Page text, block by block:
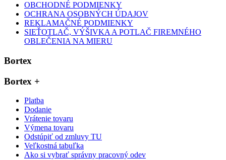
OBCHODNÉ PODMIENKY
OCHRANA OSOBNÝCH ÚDAJOV
REKLAMAČNÉ PODMIENKY
SIEŤOTLAČ, VÝŠIVKA A POTLAČ FIREMNÉHO
OBLEČENIA NA MIERU
Bortex
Bortex +
Platba
Dodanie
Vrátenie tovaru
Výmena tovaru
Odstúpiť od zmluvy TU
Veľkostná tabuľka
Ako si vybrať správny pracovný odev